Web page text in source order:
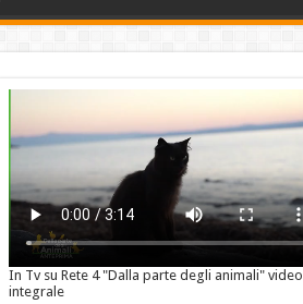
In Tv su Rete 4 "Dalla parte degli animali" video
integrale